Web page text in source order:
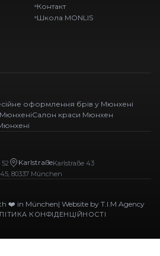
Контакт
Школа MONLIS
оформлення брів у Мюнхені
Салон краси Мюнхен
KarlstraßeKarlstraße 43
80337 München
❤️ in München| Website by T.I.M Agency
КОНФІДЕНЦІЙНОСТІ